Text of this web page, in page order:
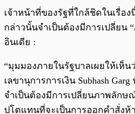
เจ้าหน้าที่ของรัฐที่ใกล้ชิดในเรื่อ
กล่าวนั้นจำเป็นต้องมีการเปลี่ยน
อินเดีย :
“มุมมองภายในรัฐบาลเผยให้เห็
เลขานุการการเงิน Subhash
จำเป็นต้องมีการเปลี่ยนภาพลักษ
ปโตแทนที่จะเป็นการออกคำสั่ง